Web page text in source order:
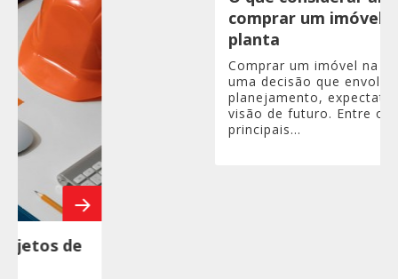
comprar um imóvel na
Comprar um imóvel na planta é
uma decisão que envolve
planejamento, expectativa e
visão de futuro. Entre os